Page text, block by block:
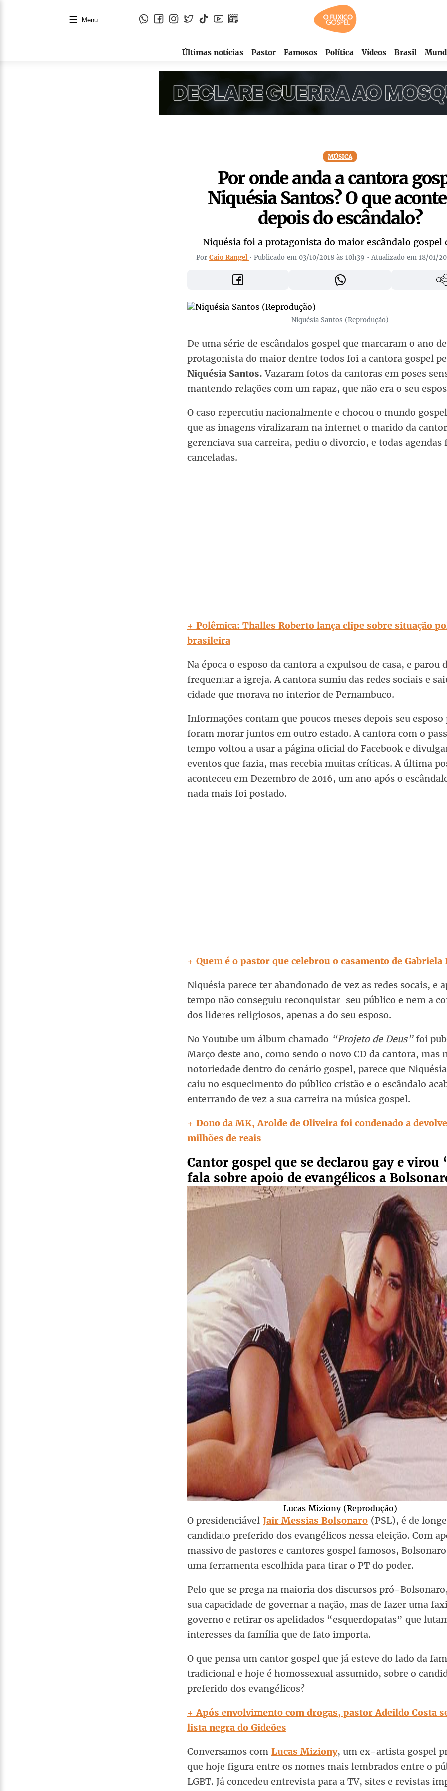
☰ Menu
Últimas notícias Pastor Famosos Política Vídeos Brasil
MÚSICA
Por onde anda a cantora
Niquésia Santos? O que
depois do escândalo?
Niquésia foi a protagonista do maior escândalo gospel
Por Caio Rangel • Publicado em 03/10/2018 às 10h39 • Atualizado em 18/01/
Niquésia Santos (Reprodução)
De uma série de escândalos gospel que marcaram o ano
protagonista do maior dentre todos foi a cantora gospel
Niquésia Santos.Vazaram fotos da cantoras em poses
mantendo relações com um rapaz, que não era o seu
O caso repercutiu nacionalmente e chocou o mundo
que as imagens viralizaram na internet o marido da
gerenciava sua carreira, pediu o divorcio, e todas agendas
canceladas.
+ Polêmica: Thalles Roberto lança clipe sobre situação
brasileira
Na época o esposo da cantora a expulsou de casa, e parou
frequentar a igreja. A cantora sumiu das redes sociais e
cidade que morava no interior de Pernambuco.
Informações contam que poucos meses depois seu esposo
foram morar juntos em outro estado. A cantora com o
tempo voltou a usar a página oficial do Facebook e
eventos que fazia, mas recebia muitas críticas. A última
aconteceu em Dezembro de 2016, um ano após o
nada mais foi postado.
+ Quem é o pastor que celebrou o casamento de Gabriela
Niquésia parece ter abandonado de vez as redes socais, e
tempo não conseguiu reconquistar seu público e nem a
dos lideres religiosos, apenas a do seu esposo.
No Youtube um álbum chamado “Projeto de Deus”foi
Março deste ano, como sendo o novo CD da cantora, mas
notoriedade dentro do cenário gospel, parece que
caiu no esquecimento do público cristão e o escândalo
enterrando de vez a sua carreira na música gospel.
+ Dono da MK, Arolde de Oliveira foi condenado a
milhões de reais
Cantor gospel que se declarou gay e virou
fala sobre apoio de evangélicos a
Lucas Miziony (Reprodução)
O presidenciável Jair Messias Bolsonaro (PSL), é de
candidato preferido dos evangélicos nessa eleição. Com
massivo de pastores e cantores gospel famosos,
uma ferramenta escolhida para tirar o PT do poder.
Pelo que se prega na maioria dos discursos pró-
sua capacidade de governar a nação, mas de fazer uma
governo e retirar os apelidados “esquerdopatas” que
interesses da família que de fato importa.
O que pensa um cantor gospel que já esteve do lado da
tradicional e hoje é homossexual assumido, sobre o
preferido dos evangélicos?
+ Após envolvimento com drogas, pastor Adeildo Costa
lista negra do Gideões
Conversamos com Lucas Miziony, um ex-artista gospel
que hoje figura entre os nomes mais lembrados entre o
LGBT. Já concedeu entrevista para a TV, sites e revistas